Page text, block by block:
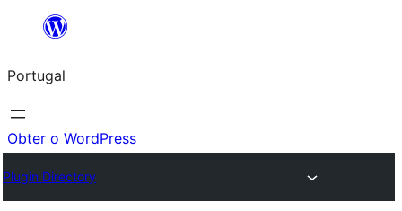
Saltar
o
conteúdo
Portugal
Obter o WordPress
Plugin Directory